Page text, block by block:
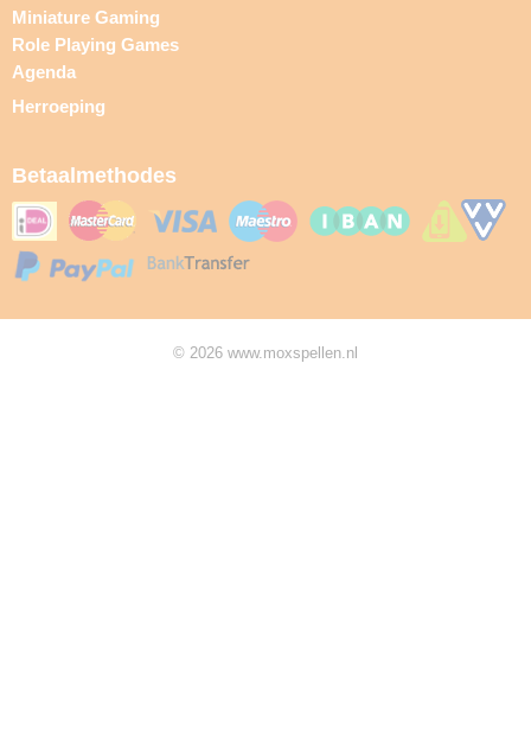
Miniature Gaming
Role Playing Games
Agenda
Herroeping
Betaalmethodes
© 2026 www.moxspellen.nl